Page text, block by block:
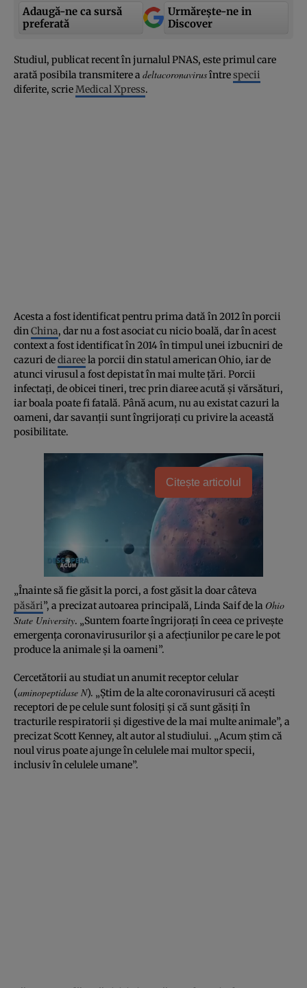
Adaugă-ne ca sursă
preferată
Urmărește-ne in
Discover
Studiul, publicat recent în jurnalul PNAS, este primul care
arată posibila transmitere a deltacoronavirusîntrespecii
diferite, scrieMedical Xpress.
Acesta a fost identificat pentru prima dată în 2012 în porcii
dinChina, dar nu a fost asociat cu nicio boală, dar în acest
context a fost identificat în 2014 în timpul unei izbucniri de
cazuri dediareela porcii din statul american Ohio, iar de
atunci virusul a fost depistat în mai multe ţări. Porcii
infectaţi, de obicei tineri, trec prin diaree acută şi vărsături,
iar boala poate fi fatală. Până acum, nu au existat cazuri la
oameni, dar savanţii sunt îngrijoraţi cu privire la această
posibilitate.
Citește articolul
„Înainte să fie găsit la porci, a fost găsit la doar câteva
păsări”, a precizat autoarea principală, Linda Saif de la Ohio
State University. „Suntem foarte îngrijoraţi în ceea ce priveşte
emergenţa coronavirusurilor şi a afecţiunilor pe care le pot
produce la animale şi la oameni”.
Cercetătorii au studiat un anumit receptor celular
(aminopeptidase N). „Ştim de la alte coronavirusuri că aceşti
receptori de pe celule sunt folosiţi şi că sunt găsiţi în
tracturile respiratorii şi digestive de la mai multe animale”, a
precizat Scott Kenney, alt autor al studiului. „Acum ştim că
noul virus poate ajunge în celulele mai multor specii,
inclusiv în celulele umane”.